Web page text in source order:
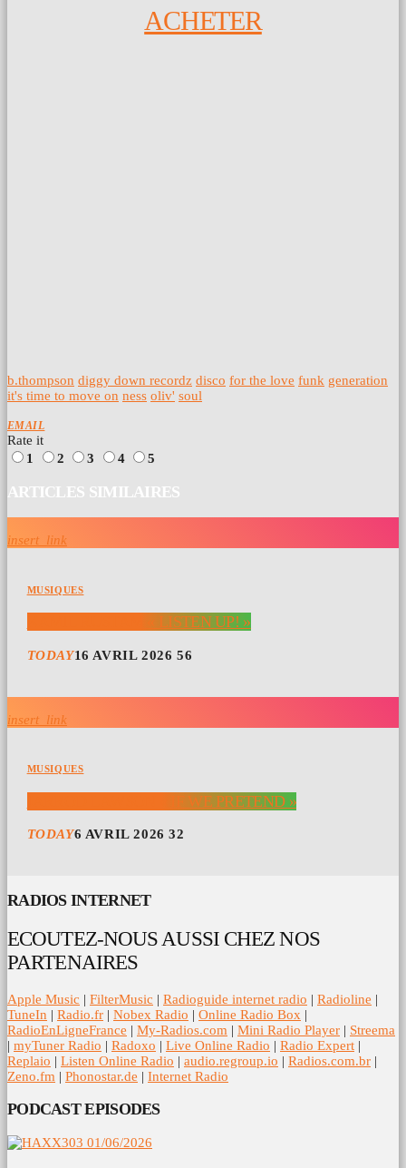
ACHETER
b.thompson diggy down recordz disco for the love funk generation
it's time to move on ness oliv' soul
EMAIL
Rate it
1
2 3 4 5
ARTICLES SIMILAIRES
insert_link
MUSIQUES
KAMIL RUSTAM « LISTEN UP! »
TODAY16 AVRIL 2026 56
insert_link
MUSIQUES
JARROD LAWSON « IF WE PRETEND »
TODAY6 AVRIL 2026 32
RADIOS INTERNET
ECOUTEZ-NOUS AUSSI CHEZ NOS
PARTENAIRES
Apple Music | FilterMusic | Radioguide internet radio | Radioline |
TuneIn | Radio.fr | Nobex Radio | Online Radio Box |
RadioEnLigneFrance | My-Radios.com | Mini Radio Player | Streema
| myTuner Radio | Radoxo | Live Online Radio | Radio Expert |
Replaio | Listen Online Radio | audio.regroup.io | Radios.com.br |
Zeno.fm | Phonostar.de | Internet Radio
PODCAST EPISODES